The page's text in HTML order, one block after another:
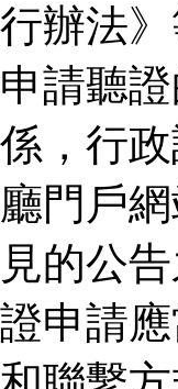
行辦法
申請聽
係，行
廳門戶
見的公
證申請